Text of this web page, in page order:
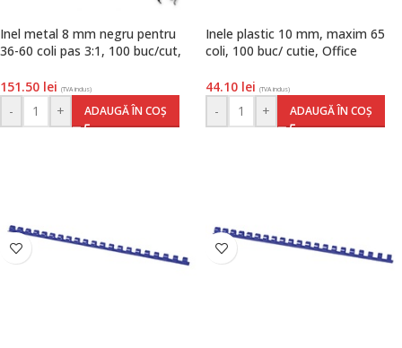
Inel metal 8 mm negru pentru
36-60 coli pas 3:1, 100 buc/cut,
151.50 lei (TVA inclus)
- + ADAUGĂ ÎN COȘ
Inele plastic 10 mm, maxim 65
coli, 100 buc/ cutie, Office
44.10 lei (TVA inclus)
- + ADAUGĂ ÎN COȘ